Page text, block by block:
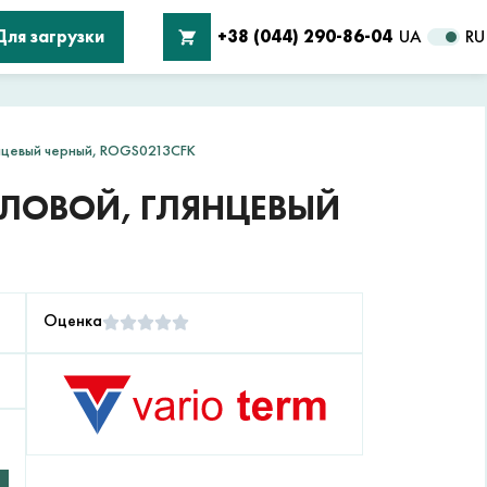
загрузки +38 (044) 290-86-04 UA RU
черный, ROGS0213CFK
ГЛЯНЦЕВЫЙ
Оценка